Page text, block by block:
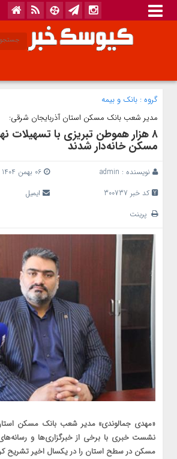
گروه : بانک‌ و بیمه
مدیر شعب بانک مسکن استان آذربایجان شرقی:
۸ هزار هموطن تبریزی با
مسکن خانه‌دار شدند
نویسنده : admin
06 بهمن 1404
کد خبر 300737
ایمیل
پرینت
«مهدی جمالوندی» مدیر شعب بانک مسکن
نشست خبری با برخی از خبرگزاری‌ها و
مسکن در سطح استان را در یکسال اخیر تشریح